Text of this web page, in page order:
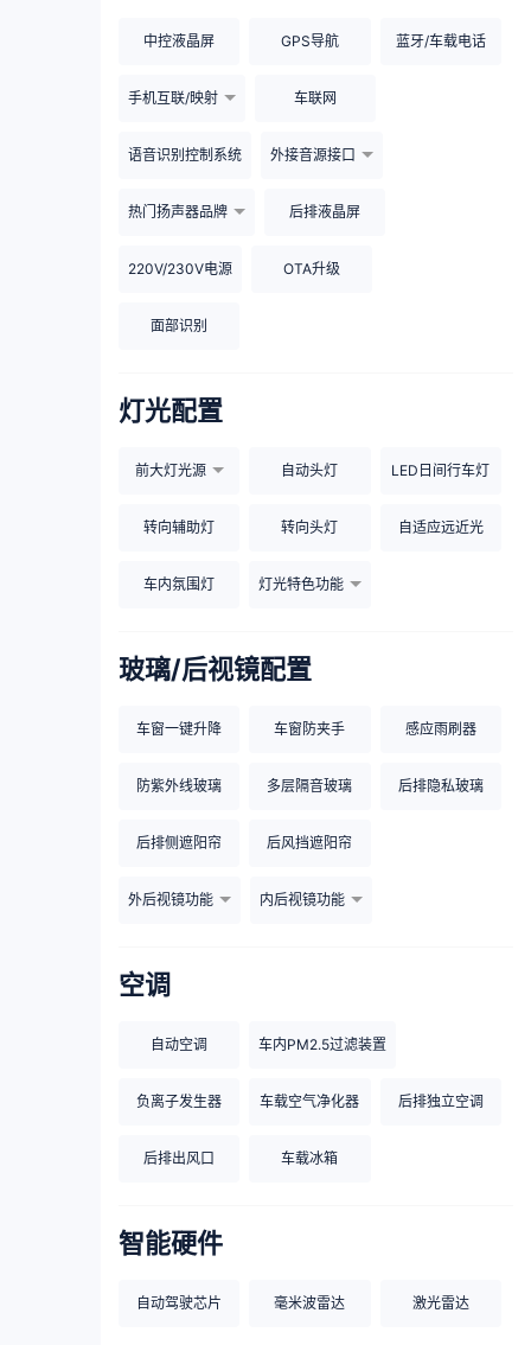
中控液晶屏 GPS导航 蓝牙/车载电话
手机互联/映射 车联网
语音识别控制系统 外接音源接口
热门扬声器品牌 后排液晶屏
220V/230V电源 OTA升级
面部识别
灯光配置
前大灯光源 自动头灯 LED日间行车灯
转向辅助灯 转向头灯 自适应远近光
车内氛围灯 灯光特色功能
玻璃/后视镜配置
车窗一键升降 车窗防夹手 感应雨刷器
防紫外线玻璃 多层隔音玻璃 后排隐私玻璃
后排侧遮阳帘 后风挡遮阳帘
外后视镜功能 内后视镜功能
空调
自动空调 车内PM2.5过滤装置
负离子发生器 车载空气净化器 后排独立空调
后排出风口 车载冰箱
智能硬件
自动驾驶芯片 毫米波雷达 激光雷达